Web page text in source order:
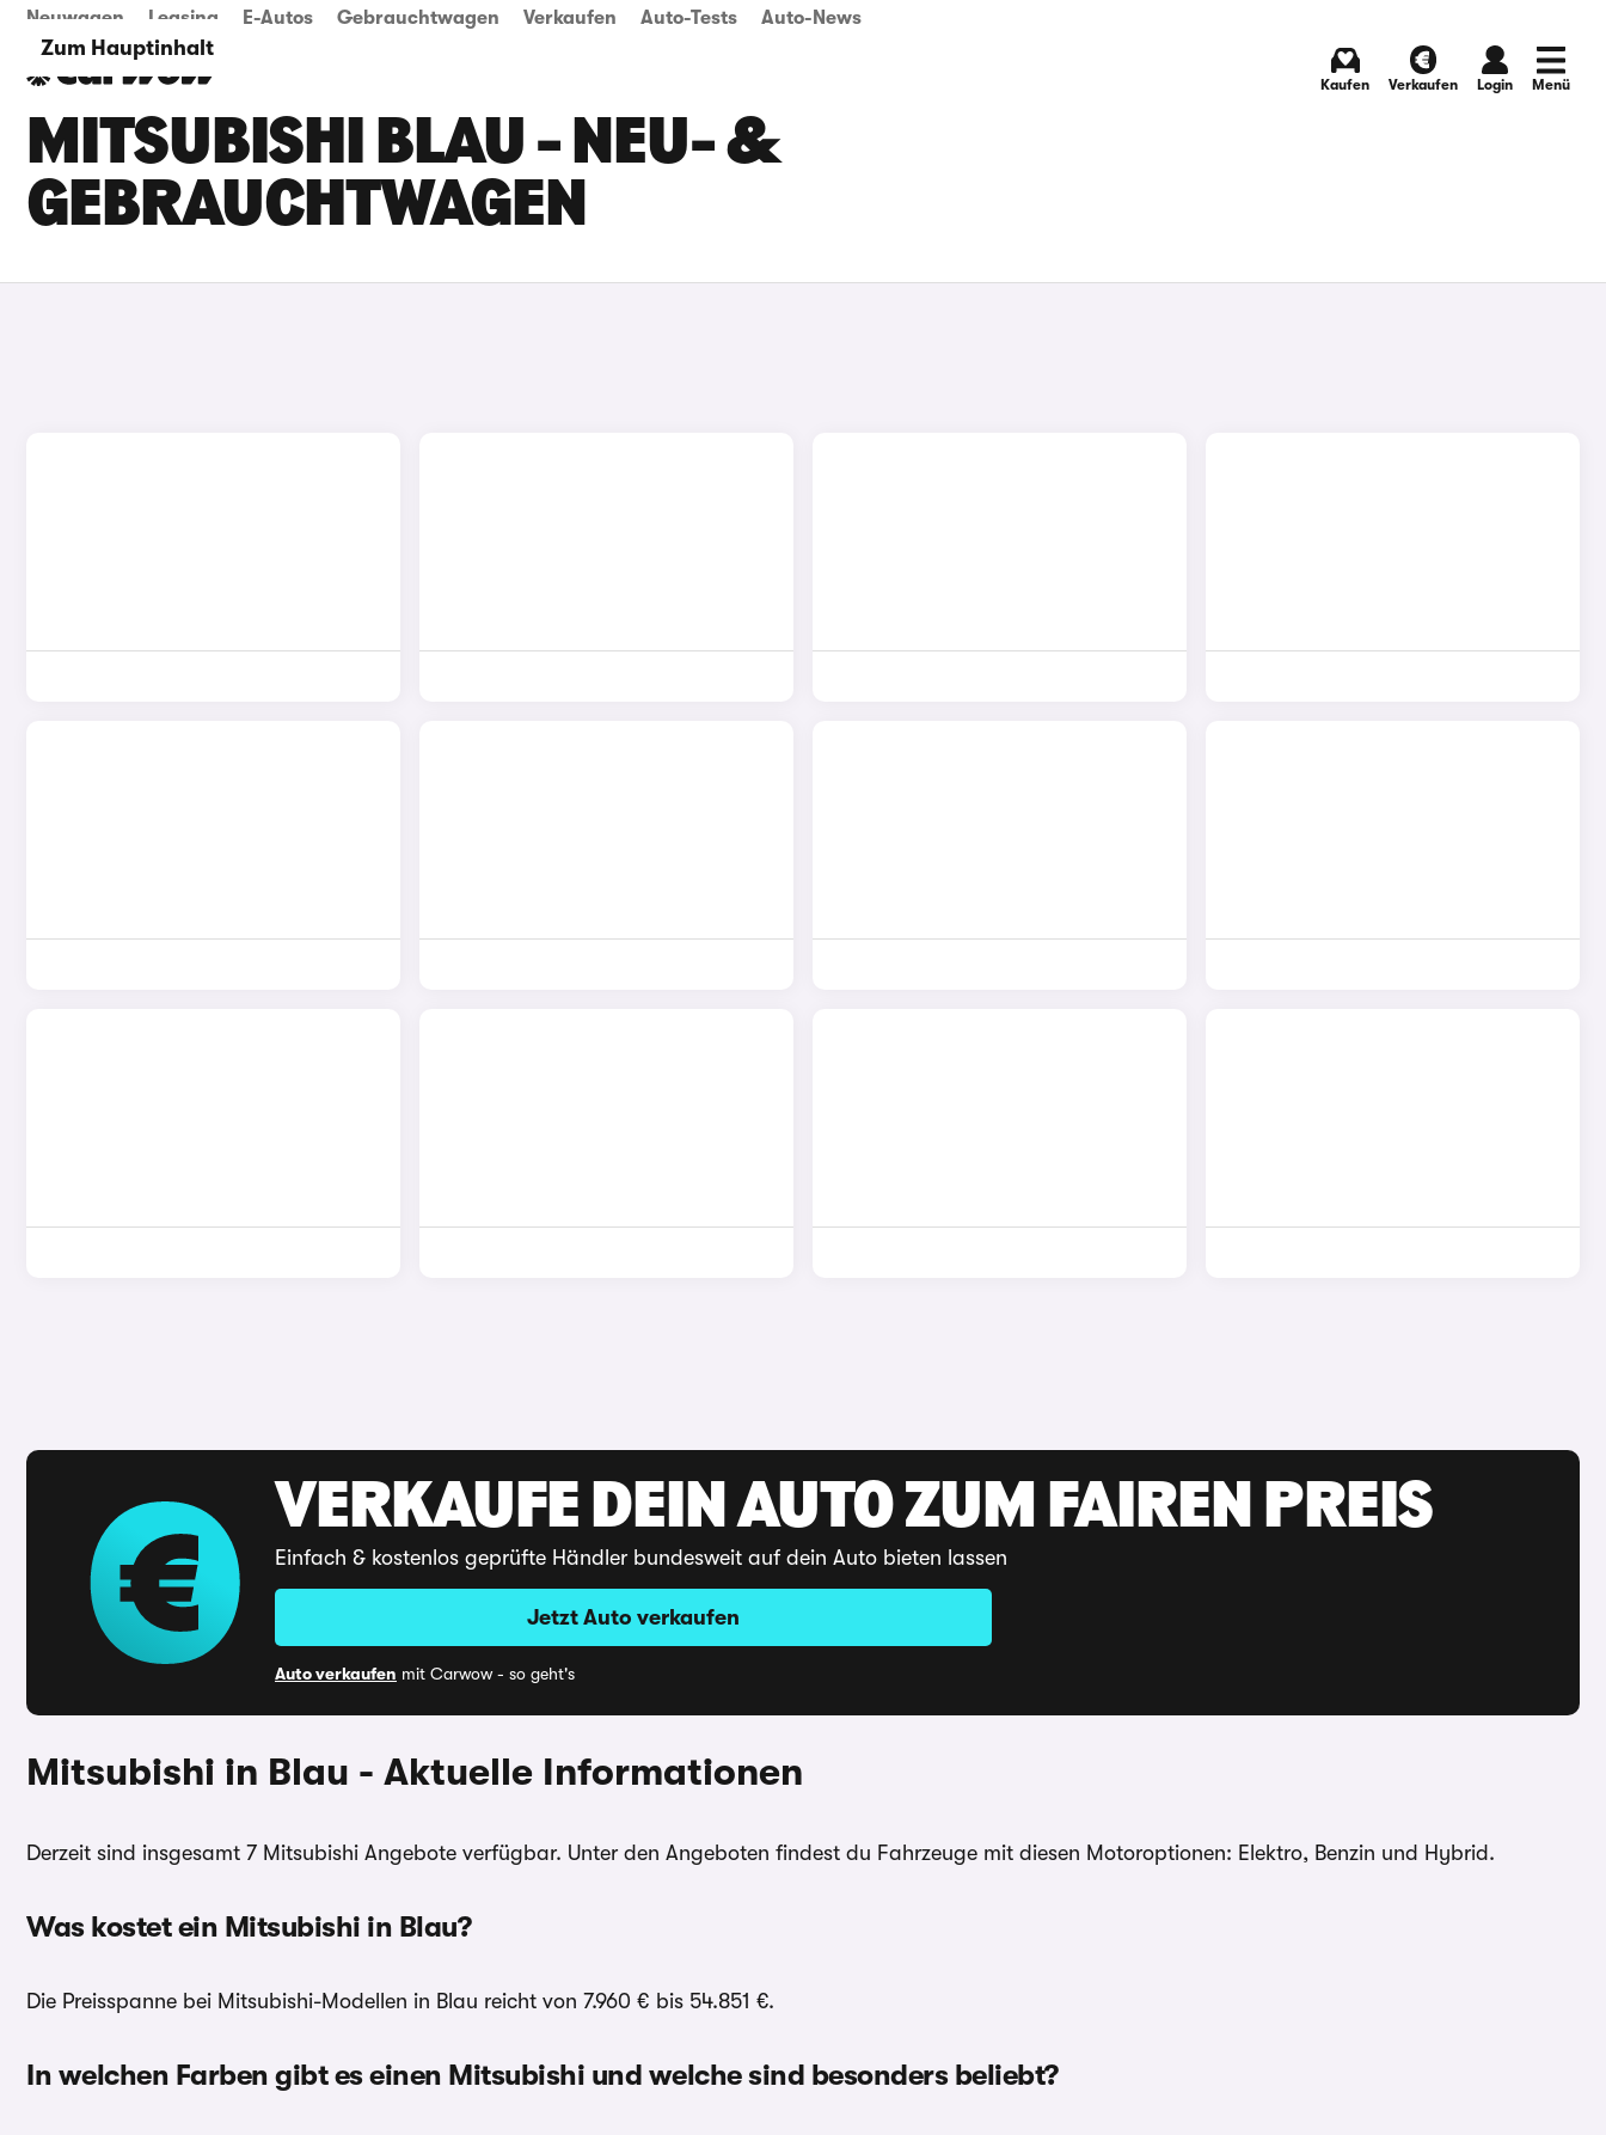
Zum Hauptinhalt
Neuwagen Leasing E-Autos Gebrauchtwagen Verkaufen Auto-Tests Auto-News
Kaufen Verkaufen Login Menü
MITSUBISHI BLAU - NEU- &
GEBRAUCHTWAGEN
VERKAUFE DEIN AUTO ZUM FAIREN PREIS
Einfach & kostenlos geprüfte Händler bundesweit auf dein Auto bieten lassen
Jetzt Auto verkaufen
Auto verkaufen mit Carwow - so geht's
Mitsubishi in Blau - Aktuelle Informationen
Derzeit sind insgesamt 7 Mitsubishi Angebote verfügbar. Unter den Angeboten findest du Fahrzeuge mit diesen Motoroptionen: Elektro, Benzin und Hybrid.
Was kostet ein Mitsubishi in Blau?
Die Preisspanne bei Mitsubishi-Modellen in Blau reicht von 7.960 € bis 54.851 €.
In welchen Farben gibt es einen Mitsubishi und welche sind besonders beliebt?